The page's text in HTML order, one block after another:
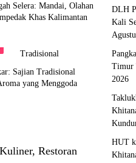
Selera: Mandai, Olahan
Khas Kalimantan
Sajian Tradisional
yang Menggoda
Restoran
DLH
Kali
Timur
2026
HUT